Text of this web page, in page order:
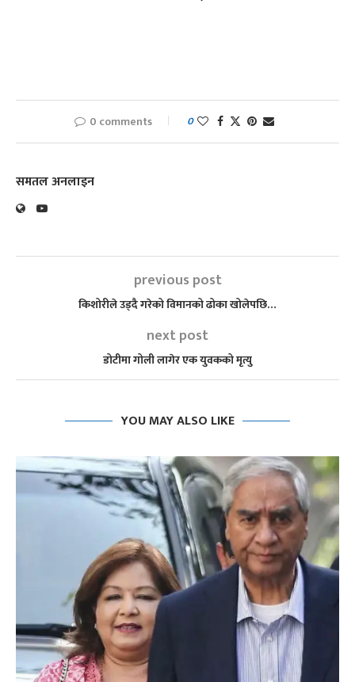
0 comments 0
समतल अनलाइन
previous post
किशोरीले उड्दै गरेको विमानको ढोका खोलेपछि…
next post
डोटीमा गोली लागेर एक युवकको मृत्यु
YOU MAY ALSO LIKE